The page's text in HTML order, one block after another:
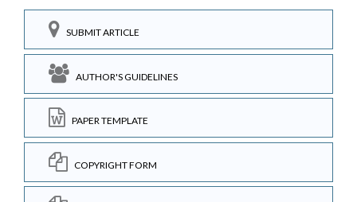
SUBMIT ARTICLE
AUTHOR'S GUIDELINES
PAPER TEMPLATE
COPYRIGHT FORM